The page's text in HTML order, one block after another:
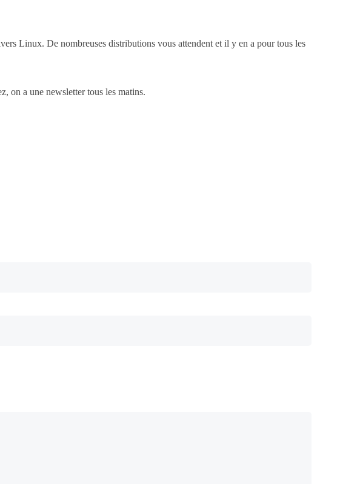
Linux. De nombreuses distributions vous attendent et il y en a pour tous les
on a une newsletter tous les matins.